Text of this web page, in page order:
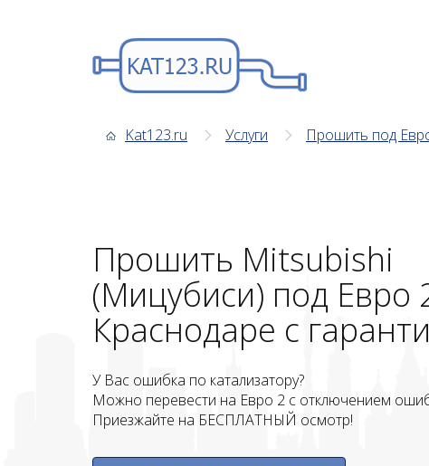
Kat123.ru Услуги Прошить под
Прошить Mitsubishi
(Мицубиси) под Евро
Краснодаре с
У Вас ошибка по катализатору?
Можно перевести на Евро 2 с отключением
Приезжайте на БЕСПЛАТНЫЙ осмотр!